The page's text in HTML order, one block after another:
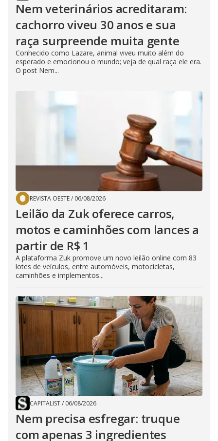
Nem veterinários acreditaram:
cachorro viveu 30 anos e sua
raça surpreende muita gente
Conhecido como Lazare, animal viveu muito além do
esperado e emocionou o mundo; veja de qual raça ele era.
O post Nem...
REVISTA OESTE/ 06/08/2026
Leilão da Zuk oferece carros,
motos e caminhões com lances a
partir de R$ 1
A plataforma Zuk promove um novo leilão online com 83
lotes de veículos, entre automóveis, motocicletas,
caminhões e implementos...
CAPITALIST/ 06/08/2026
Nem precisa esfregar: truque
com apenas 3 ingredientes